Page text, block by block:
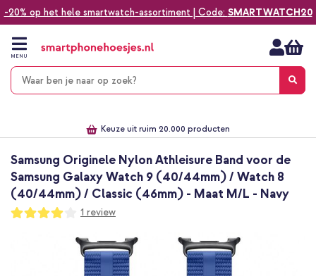
-20% op het hele smartwatch-assortiment | Code: SMARTWATCH20
naar
inhoud
MENU
Keuze uit ruim 20.000 producten
Samsung Originele Nylon Athleisure Band voor de
Samsung Galaxy Watch 9 (40/44mm) / Watch 8
(40/44mm) / Classic (46mm) - Maat M/L - Navy
Waardering:
80
100
1 review